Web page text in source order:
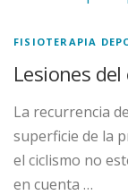
FISIOTERAPIA
Lesiones
La recurrencia
superficie de la
el ciclismo no
en cuenta …